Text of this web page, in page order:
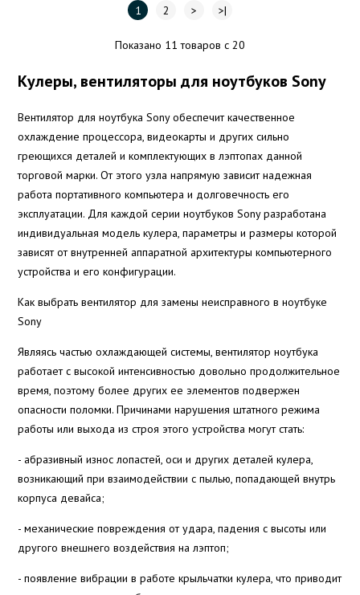
1 2 > >|
Показано 11 товаров с 20
Кулеры, вентиляторы для ноутбуков Sony
Вентилятор для ноутбука Sony обеспечит качественное
охлаждение процессора, видеокарты и других сильно
греющихся деталей и комплектующих в лэптопах данной
торговой марки. От этого узла напрямую зависит надежная
работа портативного компьютера и долговечность его
эксплуатации. Для каждой серии ноутбуков Sony разработана
индивидуальная модель кулера, параметры и размеры которой
зависят от внутренней аппаратной архитектуры компьютерного
устройства и его конфигурации.
Как выбрать вентилятор для замены неисправного в ноутбуке
Sony
Являясь частью охлаждающей системы, вентилятор ноутбука
работает с высокой интенсивностью довольно продолжительное
время, поэтому более других ее элементов подвержен
опасности поломки. Причинами нарушения штатного режима
работы или выхода из строя этого устройства могут стать:
- абразивный износ лопастей, оси и других деталей кулера,
возникающий при взаимодействии с пылью, попадающей внутрь
корпуса девайса;
- механические повреждения от удара, падения с высоты или
другого внешнего воздействия на лэптоп;
- появление вибрации в работе крыльчатки кулера, что приводит